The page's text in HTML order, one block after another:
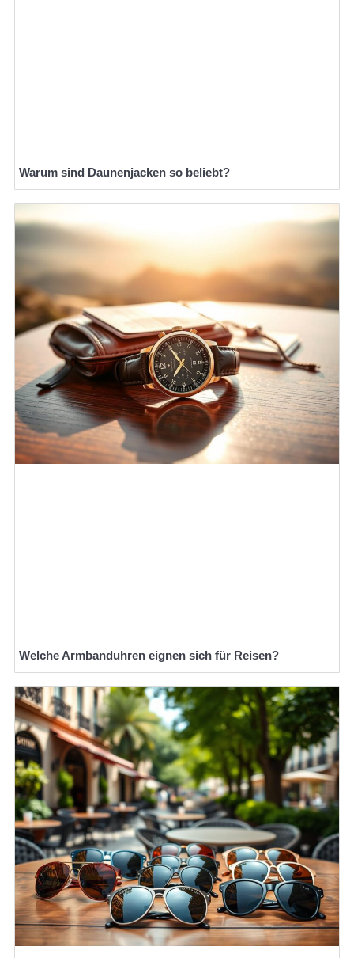
Warum sind Daunenjacken so beliebt?
Welche Armbanduhren eignen sich für Reisen?